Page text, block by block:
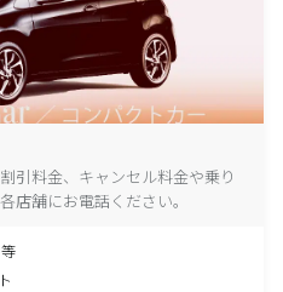
引料金、キャンセル料金や乗り
店舗にお電話ください。